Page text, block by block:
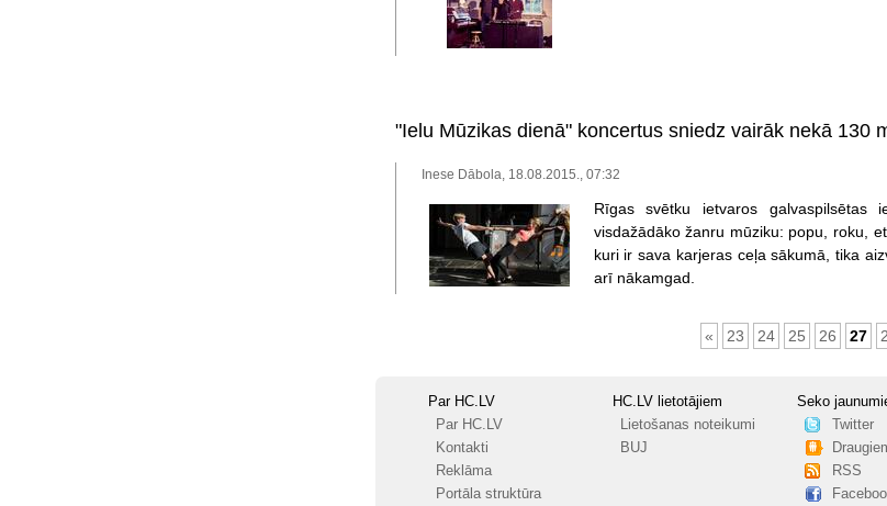
"Ielu Mūzikas dienā" koncertus sniedz vairāk nekā 130
Inese Dābola, 18.08.2015., 07:32
Rīgas svētku ietvaros galvaspilsētas
visdažādāko žanru mūziku: popu, roku,
kuri ir sava karjeras ceļa sākumā, tika
arī nākamgad.
« 23 24 25 26 27
Par HC.LV
Par HC.LV
Kontakti
Reklāma
Portāla struktūra
HC.LV lietotājiem
Lietošanas noteikumi
BUJ
Seko
Twitter
RSS